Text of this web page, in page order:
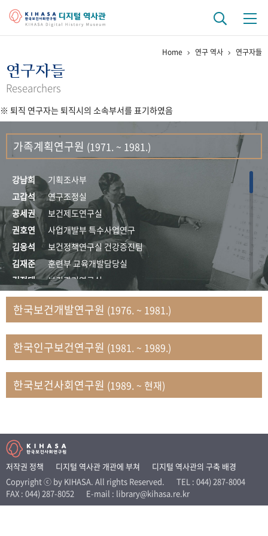
걸어온 길 기관 변천사
연구 역사
정책과 연구 키워드로 보는 연구 역사
연구자들
간행물 변천사
기록물 아카이브
사진 아카이브 문서 기록물 행정박물 영상 기록물
50+1주년 기념
성과 50선 숫자로 보는 50년
세계와 함께 한 KIHASA
VR 역사관
Home 연구 역사 연구자들
연구자들
Researchers
※ 퇴직 연구자는 퇴직시의 소속부서를 표기하였음
가족계획연구원 (1971. ~ 1981.)
강남희
기획조사부
고갑석
연구조정실
공세권
보건제도연구실
권호연
사업개발부 특수사업연구
김응석
보건정책연구실 건강증진팀
김재준
훈련부 교육개발담당실
김정태
보건관리연구실
김지자
연구부 사회개발담당실
김태룡
조사평가부 연구과
문현상
가족복지연구실 인구가족연구팀
박인화
보건정책연구실
박재빈
연구부 인구역학담당실
변종화
보건정책연구실 건강증진팀
송건용
보건정책연구실
송태민
정보통계연구실 빅데이터연구센터
신희설
사업개발부 국제협력연구실
이규식
의료보험연구실
이문기
훈련부
한국보건개발연구원 (1976. ~ 1981.)
한국인구보건연구원 (1981. ~ 1989.)
한국보건사회연구원 (1989. ~ 현재)
저작권 정책 디지털 역사관 개관에 부쳐
디지털 역사관의 구축 배경
Copyright ⓒ by KIHASA. All rights Reserved.
TEL : 044) 287-8004
FAX : 044) 287-8052
E-mail : library@kihasa.re.kr